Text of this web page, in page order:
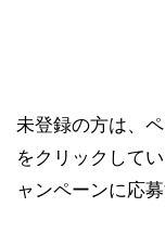
未登録の方は、
をクリックして
ャンペーンに応